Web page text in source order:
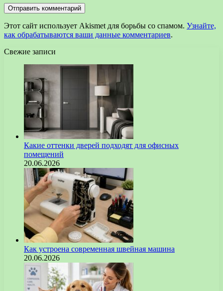
Этот сайт использует Akismet для борьбы со спамом. Узнайте,
как обрабатываются ваши данные комментариев.
Свежие записи
Какие оттенки дверей подходят для офисных
помещений
20.06.2026
Как устроена современная швейная машина
20.06.2026